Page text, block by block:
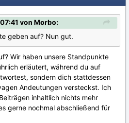
von Morbo:
geben auf? Nun gut.
Wir haben unsere Standpunkte
erläutert, während du auf
sondern dich stattdessen
Andeutungen versteckst. Ich
inhaltlich nichts mehr
gerne nochmal abschließend für